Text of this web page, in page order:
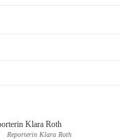
Reporterin Klara Roth